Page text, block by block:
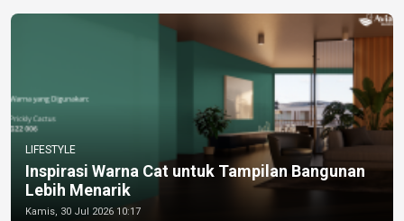
LIFESTYLE
Inspirasi Warna Cat untuk Tampilan Bangunan
Lebih Menarik
Kamis, 30 Jul 2026 10:17